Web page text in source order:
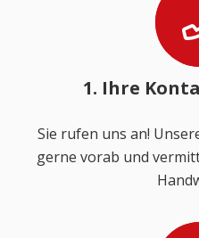
1. Ihre
Sie rufen uns an!
gerne vorab und